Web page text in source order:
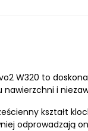
W320 to
nawierzchni i
kształt
odprowadzają